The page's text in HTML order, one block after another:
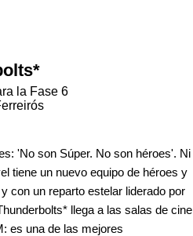
la Fase 6
'No son Súper. No son héroes'. Ni
tiene un nuevo equipo de héroes y
con un reparto estelar liderado por
llega a las salas de cine
es una de las mejores